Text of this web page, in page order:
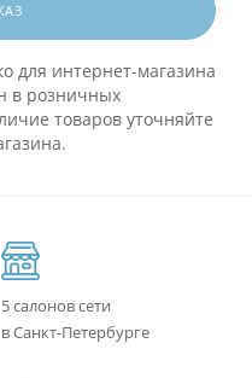
для интернет-магазина
в розничных
товаров уточняйте
5 салонов сети
в Санкт-Петербурге